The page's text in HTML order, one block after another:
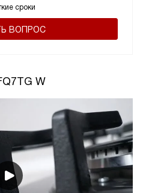
сроки
ВОПРОС
W